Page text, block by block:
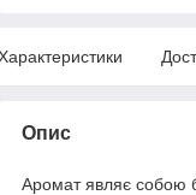
Опис
Аромат являє собою